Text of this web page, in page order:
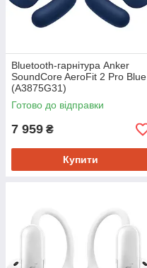
Bluetooth-гарнітура Anker
SoundCore AeroFit 2 Pro Blue
(A3875G31)
Готово до відправки
7 959 ₴
Купити